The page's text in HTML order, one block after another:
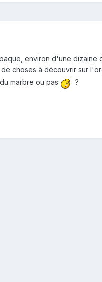
environ d'une dizaine
choses à découvrir sur
marbre ou pas
?